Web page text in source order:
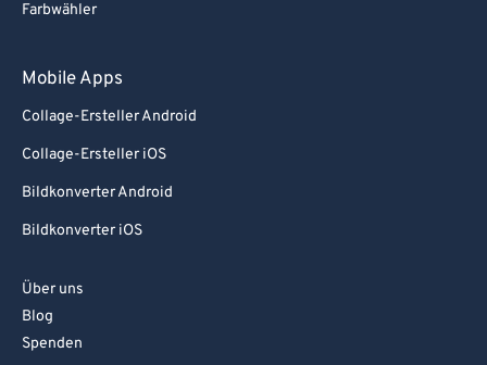
Farbwähler
Mobile Apps
Collage-Ersteller Android
Collage-Ersteller iOS
Bildkonverter Android
Bildkonverter iOS
Über uns
Blog
Spenden